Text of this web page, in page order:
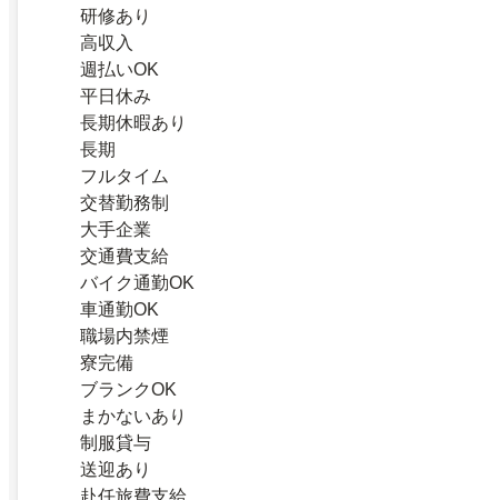
研修あり
高収入
週払いOK
平日休み
長期休暇あり
長期
フルタイム
交替勤務制
大手企業
交通費支給
バイク通勤OK
車通勤OK
職場内禁煙
寮完備
ブランクOK
まかないあり
制服貸与
送迎あり
赴任旅費支給